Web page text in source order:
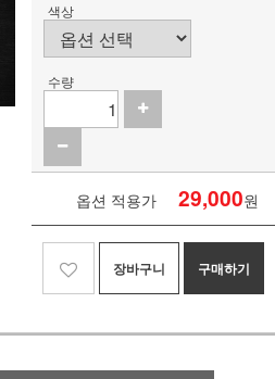
색상
수량
옵션 적용가 29,000원
장바구니 구매하기